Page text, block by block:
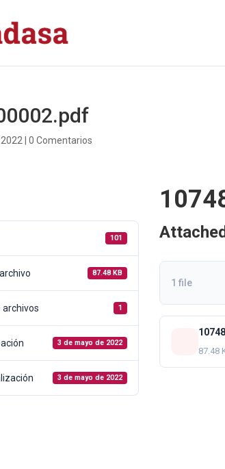
|0 Comentarios
101
87.48 KB
archivos 1
3 de mayo de 2022
3 de mayo de 2022
1 file
87.48